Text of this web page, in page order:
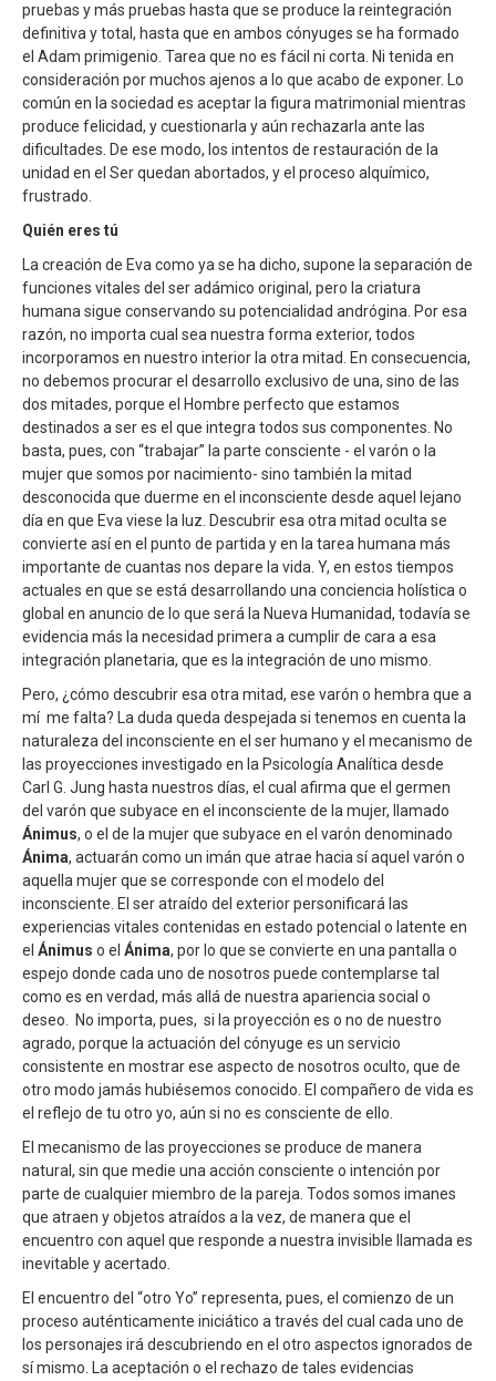
pruebas y más pruebas hasta que se produce la reintegración
definitiva y total, hasta que en ambos cónyuges se ha formado
el Adam primigenio. Tarea que no es fácil ni corta. Ni tenida en
consideración por muchos ajenos a lo que acabo de exponer. Lo
común en la sociedad es aceptar la figura matrimonial mientras
produce felicidad, y cuestionarla y aún rechazarla ante las
dificultades. De ese modo, los intentos de restauración de la
unidad en el Ser quedan abortados, y el proceso alquímico,
frustrado.
Quién eres tú
La creación de Eva como ya se ha dicho, supone la separación de
funciones vitales del ser adámico original, pero la criatura
humana sigue conservando su potencialidad andrógina. Por esa
razón, no importa cual sea nuestra forma exterior, todos
incorporamos en nuestro interior la otra mitad. En consecuencia,
no debemos procurar el desarrollo exclusivo de una, sino de las
dos mitades, porque el Hombre perfecto que estamos
destinados a ser es el que integra todos sus componentes. No
basta, pues, con “trabajar” la parte consciente - el varón o la
mujer que somos por nacimiento- sino también la mitad
desconocida que duerme en el inconsciente desde aquel lejano
día en que Eva viese la luz. Descubrir esa otra mitad oculta se
convierte así en el punto de partida y en la tarea humana más
importante de cuantas nos depare la vida. Y, en estos tiempos
actuales en que se está desarrollando una conciencia holística o
global en anuncio de lo que será la Nueva Humanidad, todavía se
evidencia más la necesidad primera a cumplir de cara a esa
integración planetaria, que es la integración de uno mismo.
Pero, ¿cómo descubrir esa otra mitad, ese varón o hembra que a
mí me falta? La duda queda despejada si tenemos en cuenta la
naturaleza del inconsciente en el ser humano y el mecanismo de
las proyecciones investigado en la Psicología Analítica desde
Carl G. Jung hasta nuestros días, el cual afirma que el germen
del varón que subyace en el inconsciente de la mujer, llamado
Ánimus, o el de la mujer que subyace en el varón denominado
Ánima, actuarán como un imán que atrae hacia sí aquel varón o
aquella mujer que se corresponde con el modelo del
inconsciente. El ser atraído del exterior personificará las
experiencias vitales contenidas en estado potencial o latente en
el Ánimus o el Ánima, por lo que se convierte en una pantalla o
espejo donde cada uno de nosotros puede contemplarse tal
como es en verdad, más allá de nuestra apariencia social o
deseo. No importa, pues, si la proyección es o no de nuestro
agrado, porque la actuación del cónyuge es un servicio
consistente en mostrar ese aspecto de nosotros oculto, que de
otro modo jamás hubiésemos conocido. El compañero de vida es
el reflejo de tu otro yo, aún si no es consciente de ello.
El mecanismo de las proyecciones se produce de manera
natural, sin que medie una acción consciente o intención por
parte de cualquier miembro de la pareja. Todos somos imanes
que atraen y objetos atraídos a la vez, de manera que el
encuentro con aquel que responde a nuestra invisible llamada es
inevitable y acertado.
El encuentro del “otro Yo” representa, pues, el comienzo de un
proceso auténticamente iniciático a través del cual cada uno de
los personajes irá descubriendo en el otro aspectos ignorados de
sí mismo. La aceptación o el rechazo de tales evidencias